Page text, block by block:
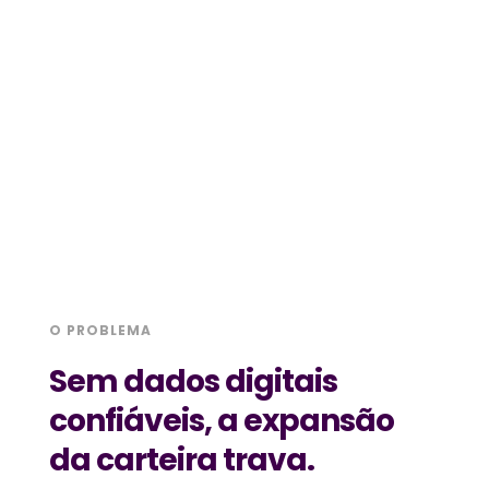
O PROBLEMA
Sem dados digitais
confiáveis, a expansão
da carteira trava.